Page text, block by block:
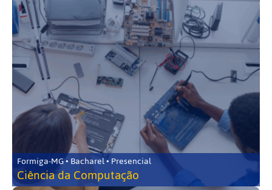
Formiga-MG • Bacharel • Presencial
Ciência da Computação